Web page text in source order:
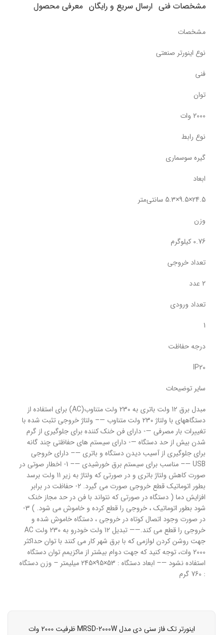
مشخصات فنی ارسال سریع و رایگان معرفی محصول
مشخصات
نوع اینورتر صنعتی
فنی
توان
2000 وات
نوع رابط
گیره سوسماری
ابعاد
24.5×9.5×5.3 سانتی‌متر
وزن
0.76 کیلوگرم
تعداد خروجی
2 عدد
تعداد ورودی
1
درجه حفاظت
IP20
سایر توضیحات
مبدل برق 12 ولت باتری به 230 ولت متناوب(AC) برای استفاده از
دستگاههای با ولتاژ 230 ولت متناوب —– ولتاژ خروجی تثبت شده با
تغییرات بار مصرفی —- دارای فن خنک کننده برای جلوگیری از گرم
شدن بیش از حد دستگاه —- دارای سیستم های حفاظتی چند گانه
برای جلوگیری از آسیب دیدن دستگاه و باتری —– دارای خروجی
USB —– مناسب برای سیستم برق خورشیدی —– 1- اخطار صوتی در
صورت کاهش ولتاژ باتری و در صورتی که ولتاژ به زیر 11 ولت برسد
بطور اتوماتیک قطع خروجی صورت می گیرد. 2- حفاظت در برابر
افزایش دما ( دستگاه در صورتی که نتواند با فن در حد مجاز خنک
شود بطور اتوماتیک ، خروجی را قطع کرده و خاموش می شود. ) 3-
در صورت وجود اتصال کوتاه در خروجی ، دستگاه خاموش شده و
خروجی را قطع می کند.—— تبدیل 12 ولت خودرو به 230 ولت AC
جهت روشن کردن لوازمی که با برق شهر کار می کنند با توان حداکثر
2000 وات، توجه کنید که جهت دوام بیشتر از ماکزیمم توان دستگاه
استفاده نشود —– ابعاد دستگاه : 53×95×245 میلیمتر – وزن دستگاه
: 760 گرم
اینورتر تک فاز سنی دی مدل MRSD-2000W ظرفیت 2000 وات